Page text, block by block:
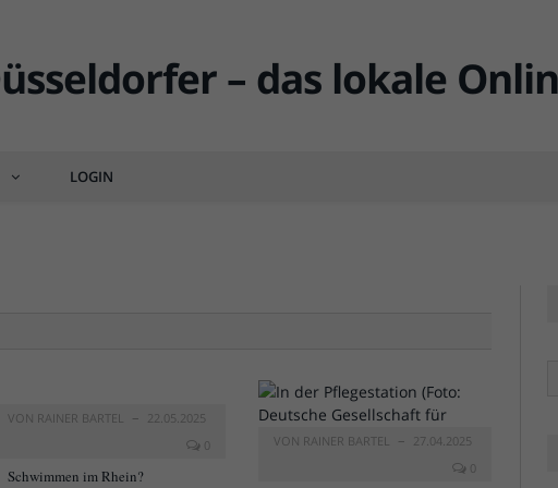
LOGIN
VON RAINER BARTEL
22.05.2025
0
Schwimmen im Rhein?
VON RAINER BARTEL
27.04.2025
0